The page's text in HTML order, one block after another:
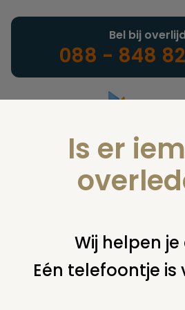
Landelijke
Bel bij
088 - 848
U bent hier: home juridisch
Is er
Wij helpen je
Eén telefoontje is